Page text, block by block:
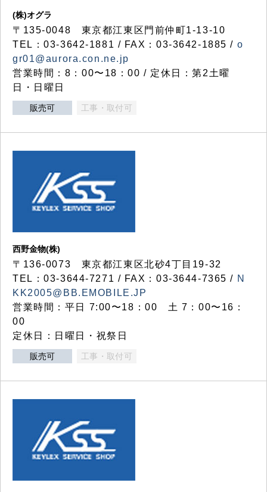
(株)オグラ
〒135-0048 東京都江東区門前仲町1-13-10
TEL：03-3642-1881 / FAX：03-3642-1885 / o
gr01@aurora.con.ne.jp
営業時間：8：00〜18：00 / 定休日：第2土曜
日・日曜日
販売可 工事・取付可
西野金物(株)
〒136-0073 東京都江東区北砂4丁目19-32
TEL：03‐3644‐7271 / FAX：03-3644-7365 / N
KK2005@BB.EMOBILE.JP
営業時間：平日 7:00〜18：00 土 7：00〜16：
00
定休日：日曜日・祝祭日
販売可 工事・取付可